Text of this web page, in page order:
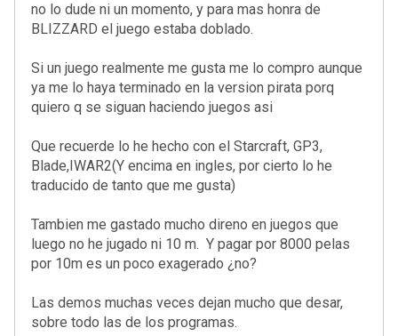
no lo dude ni un momento, y para mas honra de
BLIZZARD el juego estaba doblado.
Si un juego realmente me gusta me lo compro aunque
ya me lo haya terminado en la version pirata porq
quiero q se siguan haciendo juegos asi
Que recuerde lo he hecho con el Starcraft, GP3,
Blade,IWAR2(Y encima en ingles, por cierto lo he
traducido de tanto que me gusta)
Tambien me gastado mucho direno en juegos que
luego no he jugado ni 10 m. Y pagar por 8000 pelas
por 10m es un poco exagerado ¿no?
Las demos muchas veces dejan mucho que desar,
sobre todo las de los programas.